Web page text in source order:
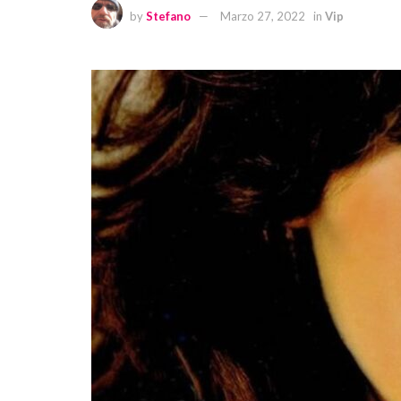
byStefano Marzo 27, 2022 in Vip